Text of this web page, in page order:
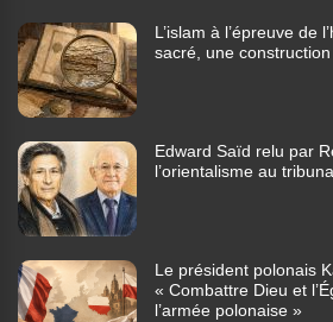
L’islam à l’épreuve de
sacré, une
Edward Saïd relu par
l’orientalisme au
Le président polonais
« Combattre Dieu et
l’armée polonaise »